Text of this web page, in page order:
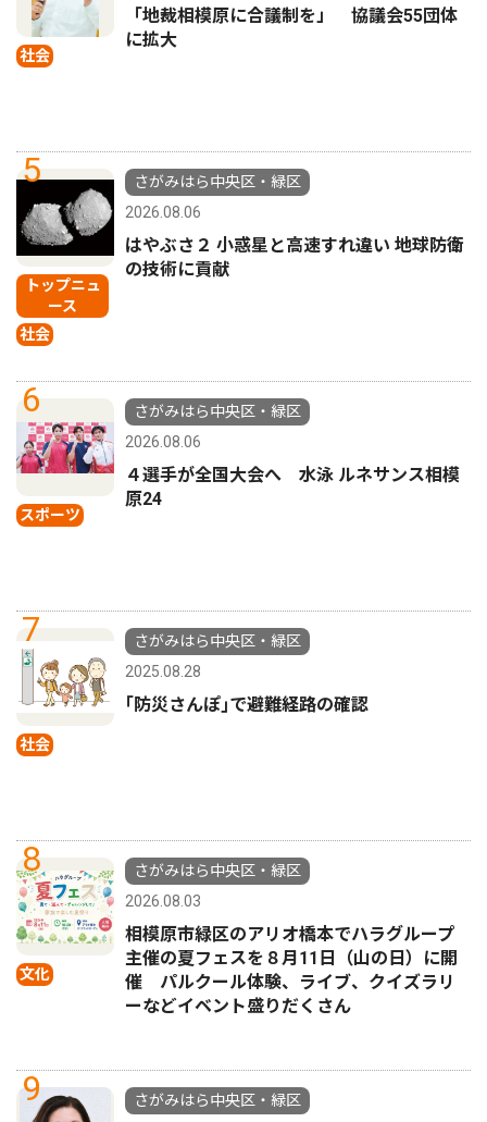
社会
「地裁相模原に合議制を」 協議会55団体
に拡大
5
トップニュ
ース
社会
さがみはら中央区・緑区
2026.08.06
はやぶさ２ 小惑星と高速すれ違い 地球防衛
の技術に貢献
6
スポーツ
さがみはら中央区・緑区
2026.08.06
４選手が全国大会へ 水泳 ルネサンス相模
原24
7
社会
さがみはら中央区・緑区
2025.08.28
｢防災さんぽ｣で避難経路の確認
8
文化
さがみはら中央区・緑区
2026.08.03
相模原市緑区のアリオ橋本でハラグループ
主催の夏フェスを８月11日（山の日）に開
催 パルクール体験、ライブ、クイズラリ
ーなどイベント盛りだくさん
9 さがみはら中央区・緑区